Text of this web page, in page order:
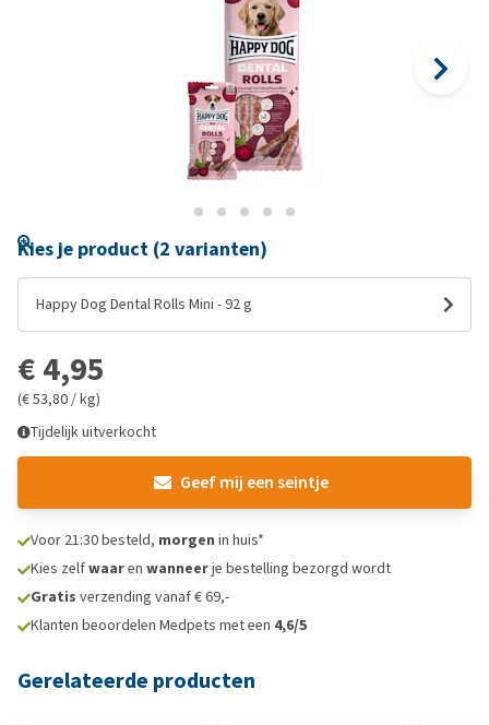
Kies je product (2 varianten)
Happy Dog Dental Rolls Mini - 92 g
€ 4,95
(€ 53,80 / kg)
Tijdelijk uitverkocht
Geef mij een seintje
Voor 21:30 besteld, morgen in huis*
Kies zelfwaaren wanneerje bestelling bezorgd wordt
Gratis verzending vanaf € 69,-
Klanten beoordelen Medpets met een 4,6/5
Gerelateerde producten